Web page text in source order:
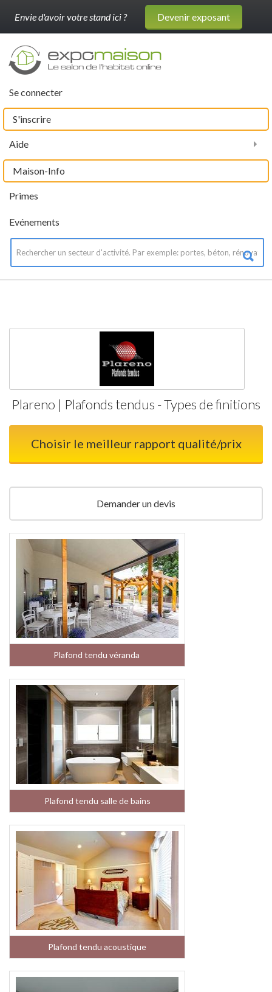
Envie d'avoir votre stand ici ? Devenir exposant
Se connecter
S'inscrire
Aide
Evénements
Primes
Maison-Info
Plareno | Plafonds tendus - Types de finitions
Choisir le meilleur rapport qualité/prix
Demander un devis
Plafond tendu véranda
Plafond tendu salle de bains
Plafond tendu acoustique